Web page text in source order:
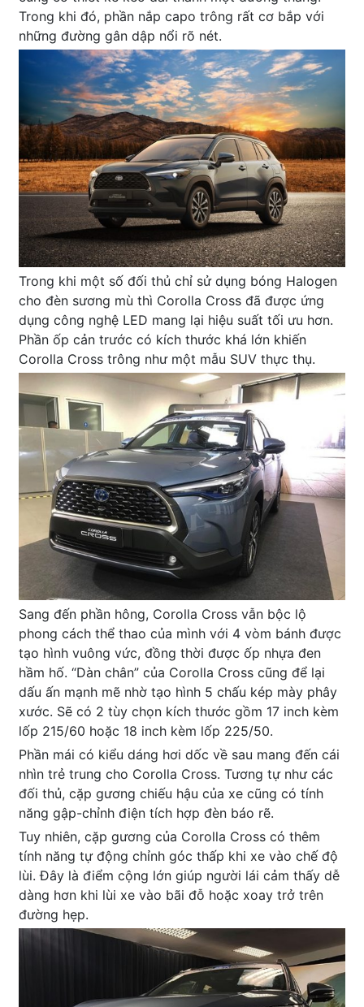
Trong khi đó, phần nắp capo trông rất cơ bắp với
những đường gân dập nổi rõ nét.
Trong khi một số đối thủ chỉ sử dụng bóng Halogen
cho đèn sương mù thì Corolla Cross đã được ứng
dụng công nghệ LED mang lại hiệu suất tối ưu hơn.
Phần ốp cản trước có kích thước khá lớn khiến
Corolla Cross trông như một mẫu SUV thực thụ.
Sang đến phần hông, Corolla Cross vẫn bộc lộ
phong cách thể thao của mình với 4 vòm bánh được
tạo hình vuông vức, đồng thời được ốp nhựa đen
hầm hố. “Dàn chân” của Corolla Cross cũng để lại
dấu ấn mạnh mẽ nhờ tạo hình 5 chấu kép mày phây
xước. Sẽ có 2 tùy chọn kích thước gồm 17 inch kèm
lốp 215/60 hoặc 18 inch kèm lốp 225/50.
Phần mái có kiểu dáng hơi dốc về sau mang đến cái
nhìn trẻ trung cho Corolla Cross. Tương tự như các
đối thủ, cặp gương chiếu hậu của xe cũng có tính
năng gập-chỉnh điện tích hợp đèn báo rẽ.
Tuy nhiên, cặp gương của Corolla Cross có thêm
tính năng tự động chỉnh góc thấp khi xe vào chế độ
lùi. Đây là điểm cộng lớn giúp người lái cảm thấy dễ
dàng hơn khi lùi xe vào bãi đỗ hoặc xoay trở trên
đường hẹp.